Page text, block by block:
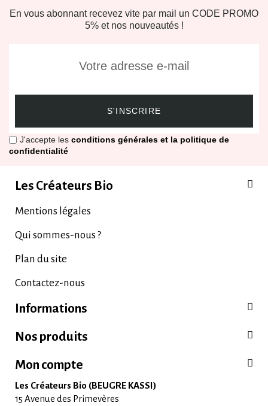
En vous abonnant recevez vite par mail un CODE PROMO
5% et nos nouveautés !
S'INSCRIRE
J'accepte les conditions générales et la politique de
confidentialité
Les Créateurs Bio
Mentions légales
Qui sommes-nous ?
Plan du site
Contactez-nous
Informations
Nos produits
Mon compte
Les Créateurs Bio (BEUGRE KASSI)
15 Avenue des Primevères